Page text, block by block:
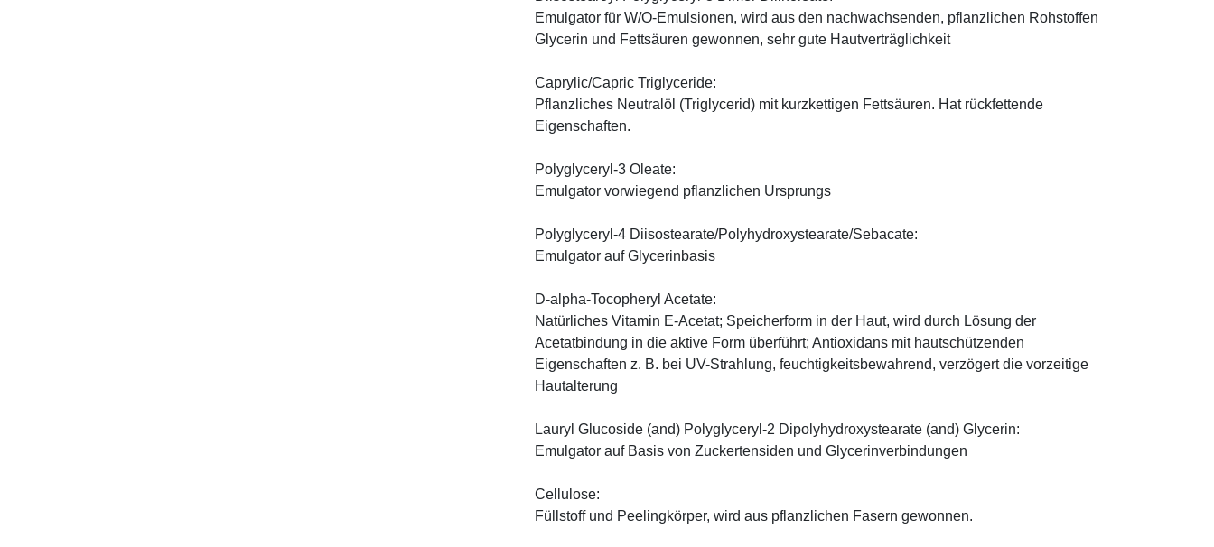
Emulgator für W/O-Emulsionen, wird aus den nachwachsenden, pflanzlichen Rohstoffen
Glycerin und Fettsäuren gewonnen, sehr gute Hautverträglichkeit
Caprylic/Capric Triglyceride:
Pflanzliches Neutralöl (Triglycerid) mit kurzkettigen Fettsäuren. Hat rückfettende
Eigenschaften.
Polyglyceryl-3 Oleate:
Emulgator vorwiegend pflanzlichen Ursprungs
Polyglyceryl-4 Diisostearate/Polyhydroxystearate/Sebacate:
Emulgator auf Glycerinbasis
D-alpha-Tocopheryl Acetate:
Natürliches Vitamin E-Acetat; Speicherform in der Haut, wird durch Lösung der
Acetatbindung in die aktive Form überführt; Antioxidans mit hautschützenden
Eigenschaften z. B. bei UV-Strahlung, feuchtigkeitsbewahrend, verzögert die vorzeitige
Hautalterung
Lauryl Glucoside (and) Polyglyceryl-2 Dipolyhydroxystearate (and) Glycerin:
Emulgator auf Basis von Zuckertensiden und Glycerinverbindungen
Cellulose:
Füllstoff und Peelingkörper, wird aus pflanzlichen Fasern gewonnen.